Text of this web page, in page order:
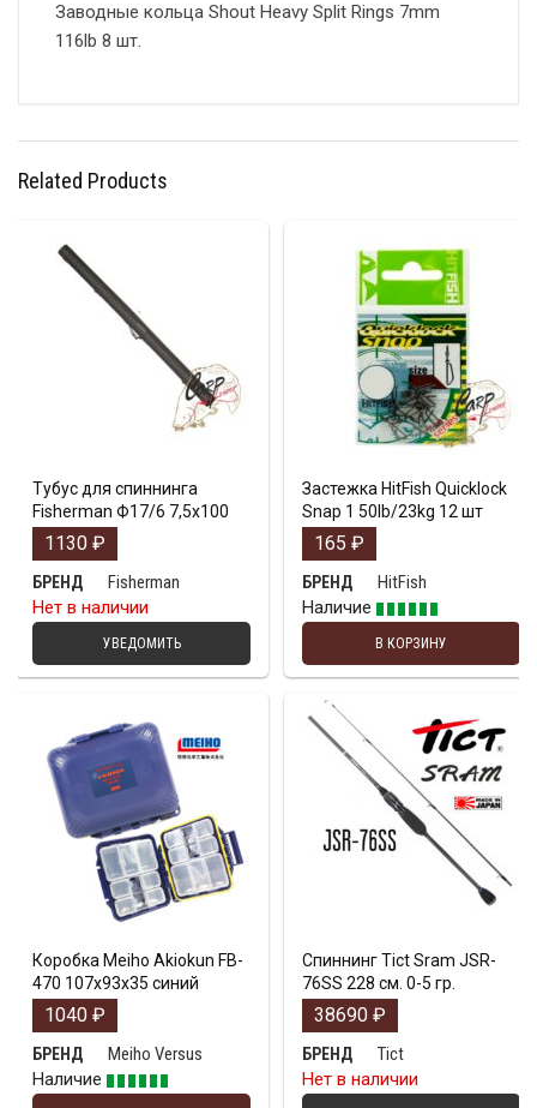
Заводные кольца Shout Heavy Split Rings 7mm
116lb 8 шт.
Related Products
Тубус для спиннинга
Fisherman Ф17/6 7,5х100
1130 ₽
БРЕНД
Fisherman
Нет в наличии
УВЕДОМИТЬ
Застежка HitFish Quicklock
Snap 1 50lb/23kg 12 шт
165 ₽
БРЕНД
HitFish
Наличие
В КОРЗИНУ
Коробка Meiho Akiokun FB-
470 107x93x35 синий
1040 ₽
БРЕНД
Meiho Versus
Наличие
Спиннинг Tict Sram JSR-
76SS 228 см. 0-5 гр.
38690 ₽
БРЕНД
Tict
Нет в наличии